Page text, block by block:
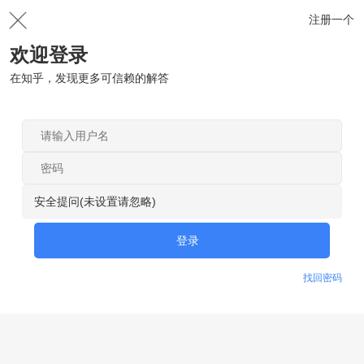
注册一个
欢迎登录
在知乎，发现更多可信赖的解答
安全提问(未设置请忽略)
登录
找回密码